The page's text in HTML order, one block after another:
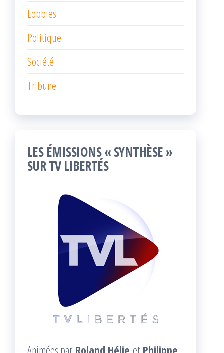
Lobbies
Politique
Société
Tribune
LES ÉMISSIONS « SYNTHÈSE »
SUR TV LIBERTÉS